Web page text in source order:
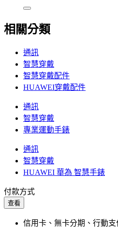
相關分類
通訊
智慧穿戴
智慧穿戴配件
HUAWEI穿戴配件
通訊
智慧穿戴
專業運動手錶
通訊
智慧穿戴
HUAWEI 華為 智慧手錶
付款方式
查看
信用卡、無卡分期、行動